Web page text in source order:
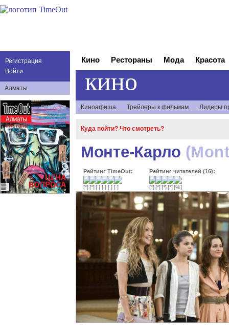
Регистрация
Войти
Алматы
Кино Рестораны Мода Красота
кино
Киноафиша Трейлеры к фильмам Лидеры
Куда пойти? Что смотреть?
Монте-Карло
Рейтинг TimeOut: Рейтинг читателей (16):